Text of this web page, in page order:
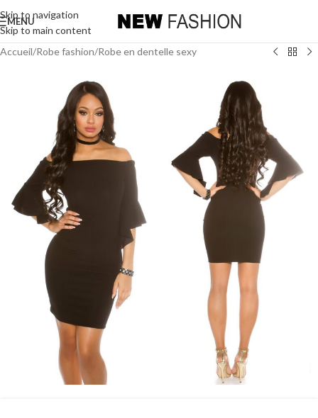
Skip to navigation
Skip to main content
MENU
Accueil/Robe fashion/Robe en dentelle sexy